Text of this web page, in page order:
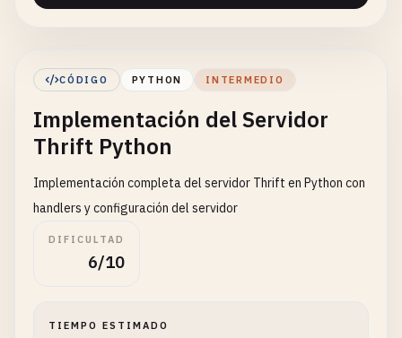
CÓDIGO PYTHON INTERMEDIO
Implementación del Servidor
Thrift Python
Implementación completa del servidor Thrift en Python con
handlers y configuración del servidor
DIFICULTAD
6/10
TIEMPO ESTIMADO